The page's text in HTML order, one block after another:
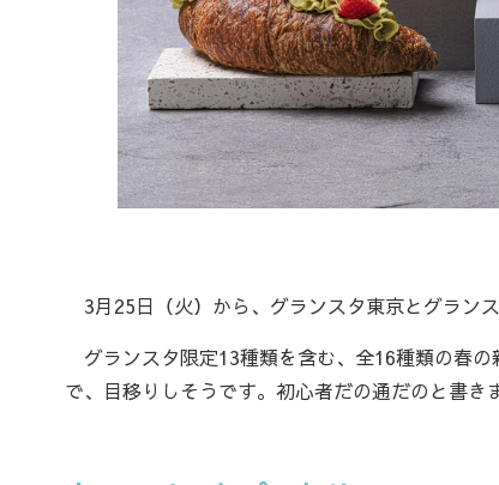
3月25日（火）から、グランスタ東京とグラン
グランスタ限定13種類を含む、全16種類の春
で、目移りしそうです。初心者だの通だのと書き